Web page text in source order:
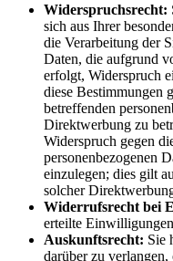
Widerspruchsrecht:
sich aus Ihrer
die Verarbeitung der
Daten, die aufgrund
erfolgt, Widerspruch
diese Bestimmungen
betreffenden
Direktwerbung zu
Widerspruch gegen
personenbezogenen
einzulegen; dies gilt
solcher
Widerrufsrecht bei
erteilte
Auskunftsrecht: Sie
darüber zu